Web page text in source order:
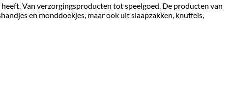
Van verzorgingsproducten tot speelgoed. De producten van
en monddoekjes, maar ook uit slaapzakken, knuffels,